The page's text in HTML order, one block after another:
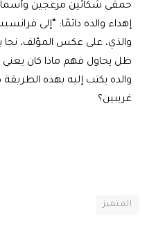
حمقى شكائين مزعجين
إهداء والده دائمًا: “إلى
والذي، على عكس المؤلف، نجا
ظل يحاول فهم ماذا كان يعني
والده يكتب إليه بهذه الطريقة
غريبين؟
المتميز